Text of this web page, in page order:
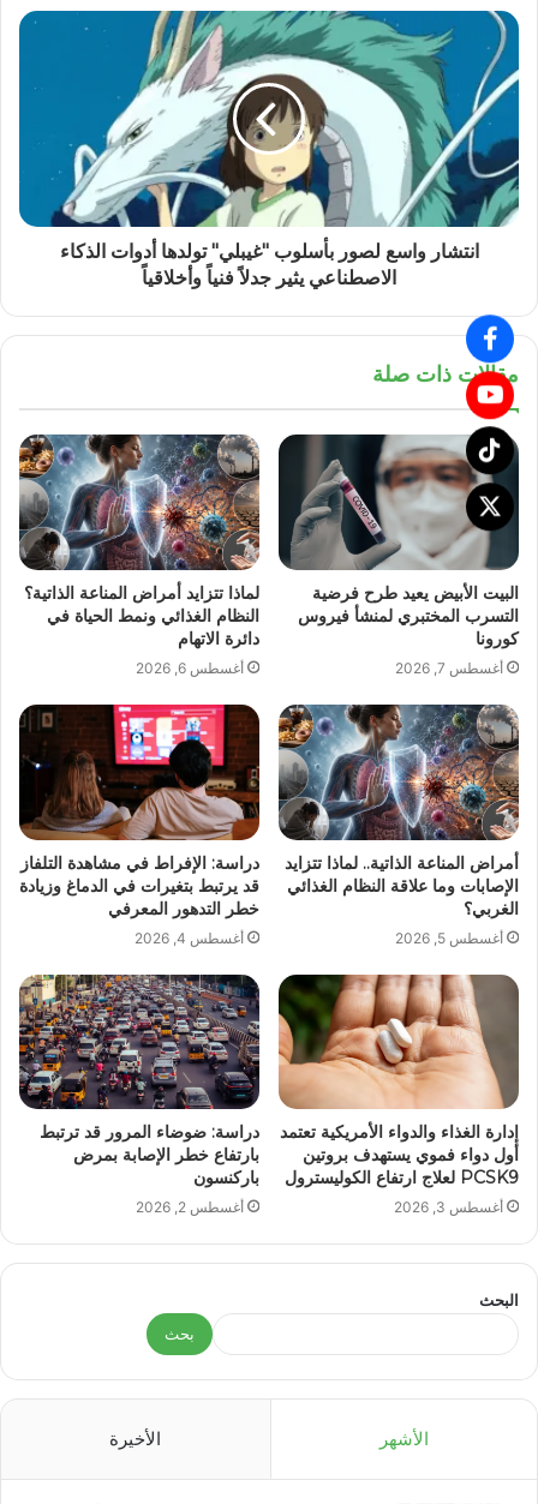
انتشار واسع لصور بأسلوب "غيبلي" تولدها أدوات الذكاء
الاصطناعي يثير جدلاً فنياً وأخلاقياً
مقالات ذات صلة
البيت الأبيض يعيد طرح فرضية
التسرب المختبري لمنشأ فيروس
كورونا
أغسطس 7, 2026
لماذا تتزايد أمراض المناعة الذاتية؟
النظام الغذائي ونمط الحياة في
دائرة الاتهام
أغسطس 6, 2026
أمراض المناعة الذاتية.. لماذا تتزايد
الإصابات وما علاقة النظام الغذائي
الغربي؟
أغسطس 5, 2026
دراسة: الإفراط في مشاهدة التلفاز
قد يرتبط بتغيرات في الدماغ وزيادة
خطر التدهور المعرفي
أغسطس 4, 2026
إدارة الغذاء والدواء الأمريكية تعتمد
أول دواء فموي يستهدف بروتين
PCSK9 لعلاج ارتفاع الكوليسترول
أغسطس 3, 2026
دراسة: ضوضاء المرور قد ترتبط
بارتفاع خطر الإصابة بمرض
باركنسون
أغسطس 2, 2026
البحث
بحث
الأشهر الأخيرة